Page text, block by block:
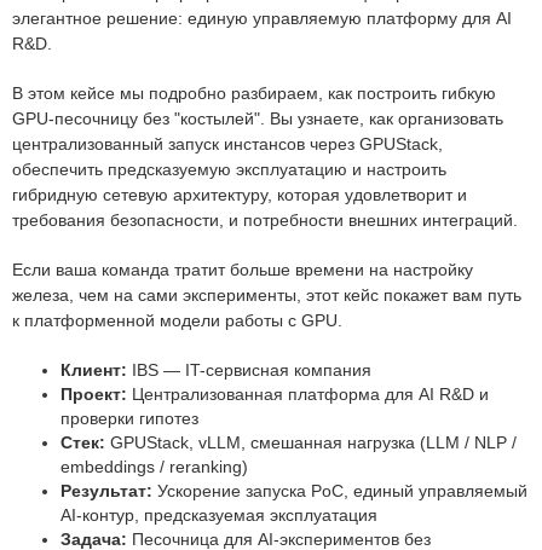
элегантное решение: единую управляемую платформу для AI
R&D.
В этом кейсе мы подробно разбираем, как построить гибкую
GPU-песочницу без "костылей". Вы узнаете, как организовать
централизованный запуск инстансов через GPUStack,
обеспечить предсказуемую эксплуатацию и настроить
гибридную сетевую архитектуру, которая удовлетворит и
требования безопасности, и потребности внешних интеграций.
Если ваша команда тратит больше времени на настройку
железа, чем на сами эксперименты, этот кейс покажет вам путь
к платформенной модели работы с GPU.
Клиент: IBS — IT-сервисная компания
Проект: Централизованная платформа для AI R&D и
проверки гипотез
Стек: GPUStack, vLLM, смешанная нагрузка (LLM / NLP /
embeddings / reranking)
Результат: Ускорение запуска PoC, единый управляемый
AI-контур, предсказуемая эксплуатация
Задача: Песочница для AI-экспериментов без